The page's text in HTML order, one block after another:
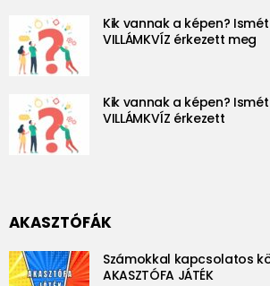
Kik vannak a képen?
VILLÁMKVÍZ érkezett meg
Kik vannak a képen?
VILLÁMKVÍZ érkezett
AKASZTÓFÁK
Számokkal kapcsolatos
AKASZTÓFA JÁTÉK